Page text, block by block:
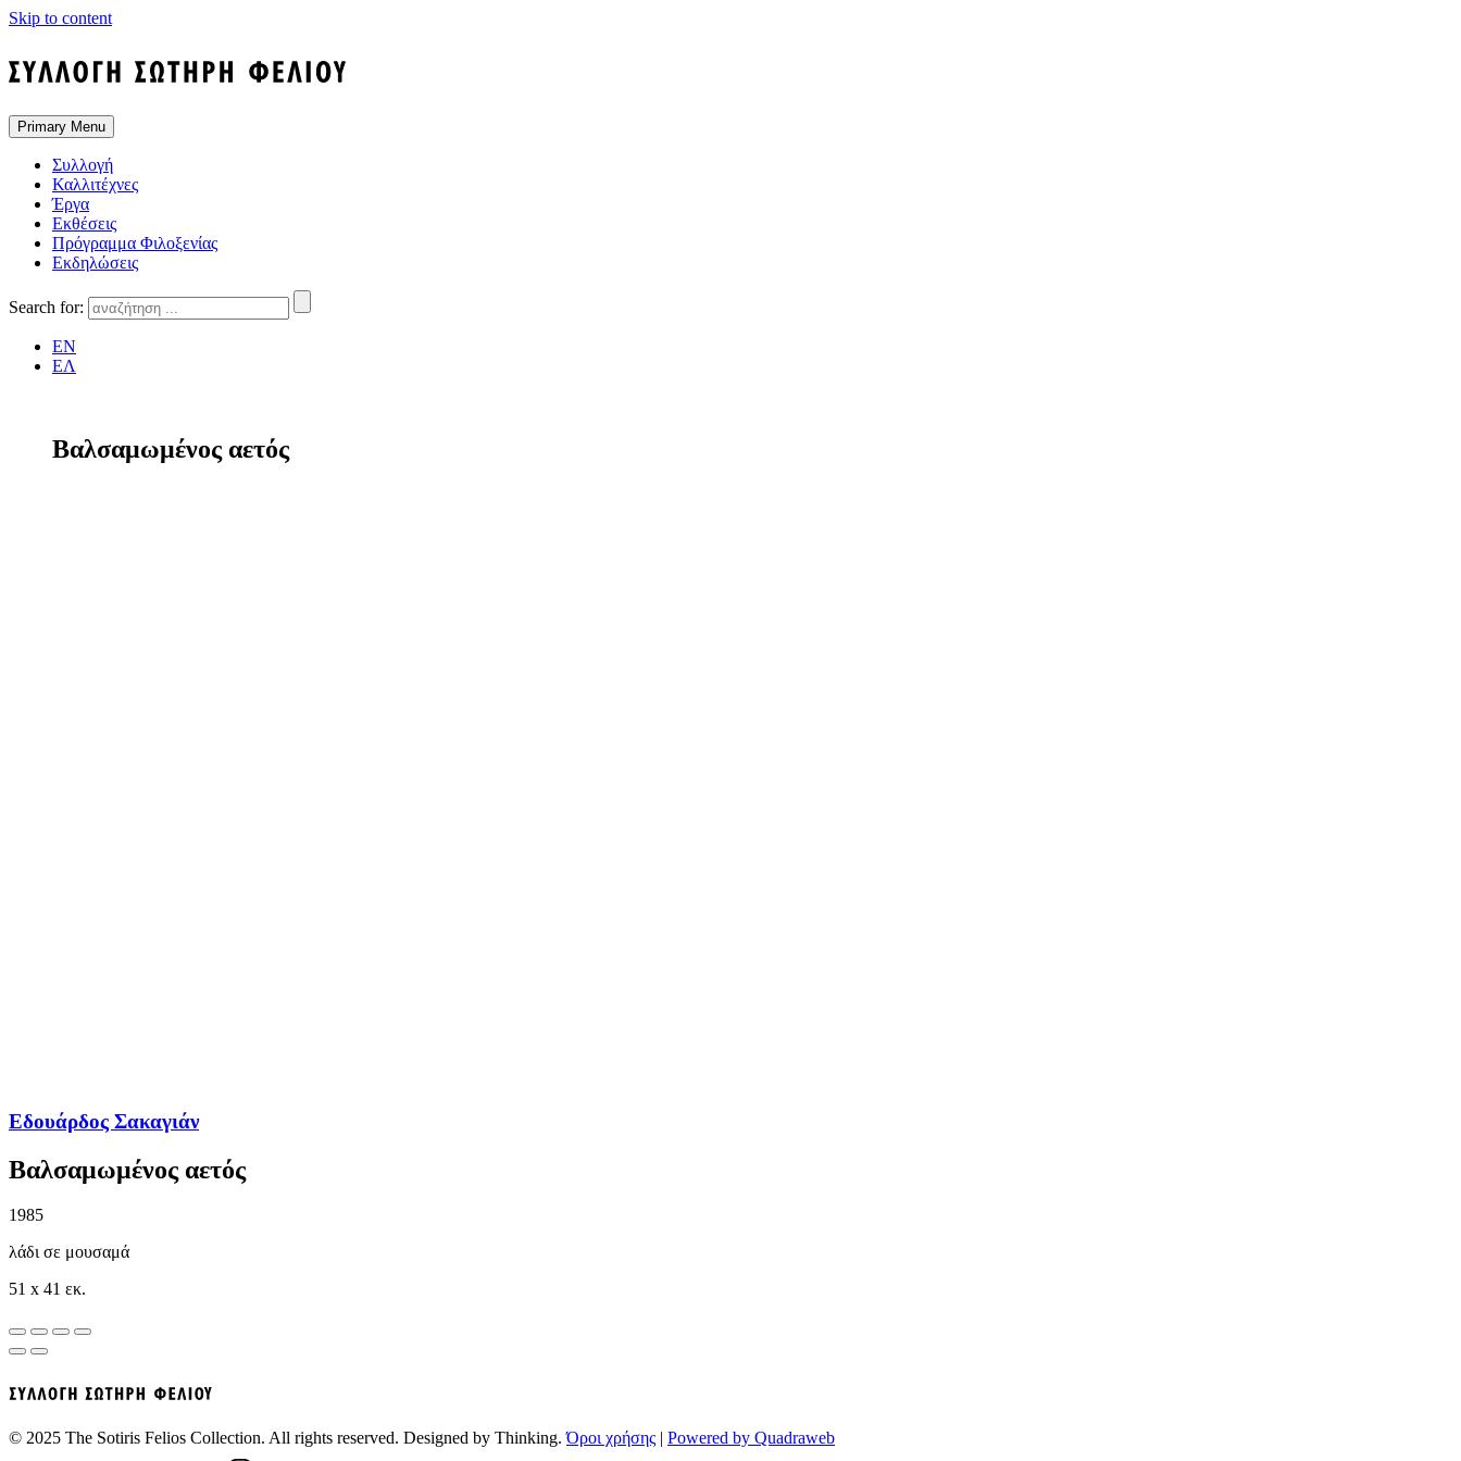
Skip to content
Primary Menu
Συλλογή
Καλλιτέχνες
Έργα
Εκθέσεις
Πρόγραμμα Φιλοξενίας
Εκδηλώσεις
Search for:
EN
ΕΛ
Βαλσαμωμένος αετός
Εδουάρδος Σακαγιάν
Βαλσαμωμένος αετός
1985
λάδι σε μουσαμά
51 x 41 εκ.
© 2025 The Sotiris Felios Collection. All rights reserved. Designed by Thinking.Όροι χρήσης | Powered by Quadraweb